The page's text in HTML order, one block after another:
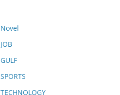
Novel
JOB
GULF
SPORTS
TECHNOLOGY